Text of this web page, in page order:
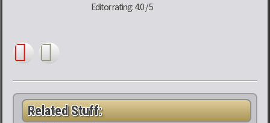
Editor rating: 4.0 / 5
Related Stuff: